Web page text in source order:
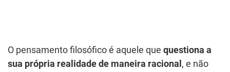
O pensamento filosófico é aquele que questiona a
sua própria realidade de maneira racional , e não